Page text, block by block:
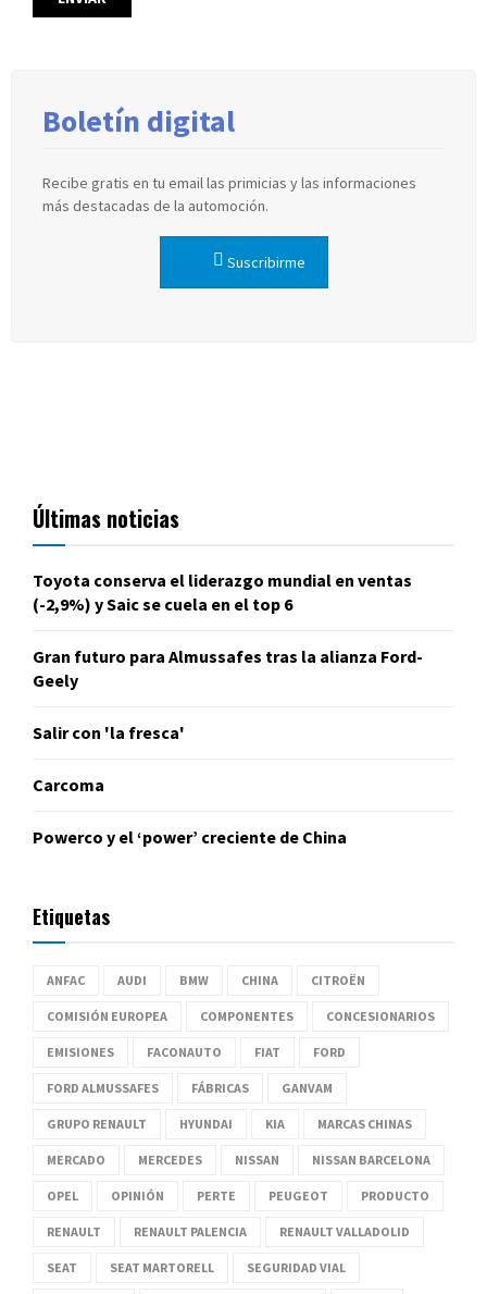
Boletín digital
Recibe gratis en tu email las primicias y las informaciones
más destacadas de la automoción.
Suscribirme
Últimas noticias
Toyota conserva el liderazgo mundial en ventas
(-2,9%) y Saic se cuela en el top 6
Gran futuro para Almussafes tras la alianza Ford-
Geely
Salir con 'la fresca'
Carcoma
Powerco y el ‘power’ creciente de China
Etiquetas
ANFAC AUDI BMW CHINA CITROËN
COMISIÓN EUROPEA COMPONENTES CONCESIONARIOS
EMISIONES FACONAUTO FIAT FORD
FORD ALMUSSAFES FÁBRICAS GANVAM
GRUPO RENAULT HYUNDAI KIA MARCAS CHINAS
MERCADO MERCEDES NISSAN NISSAN BARCELONA
OPEL OPINIÓN PERTE PEUGEOT PRODUCTO
RENAULT RENAULT PALENCIA RENAULT VALLADOLID
SEAT SEAT MARTORELL SEGURIDAD VIAL